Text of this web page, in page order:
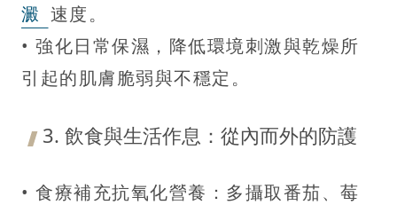
澱 速度。
• 強化日常保濕，降低環境刺激與乾燥所
引起的肌膚脆弱與不穩定。
3. 飲食與生活作息：從內而外的防護
• 食療補充抗氧化營養：多攝取番茄、莓